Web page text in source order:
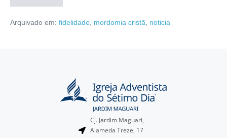
Arquivado em: fidelidade mordomia cristã noticia
Cj. Jardim Maguari,
Alameda Treze, 17